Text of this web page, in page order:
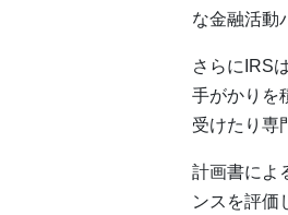
な金融活動
さらにIRS
手がかりを
受けたり専
計画書によ
ンスを評価